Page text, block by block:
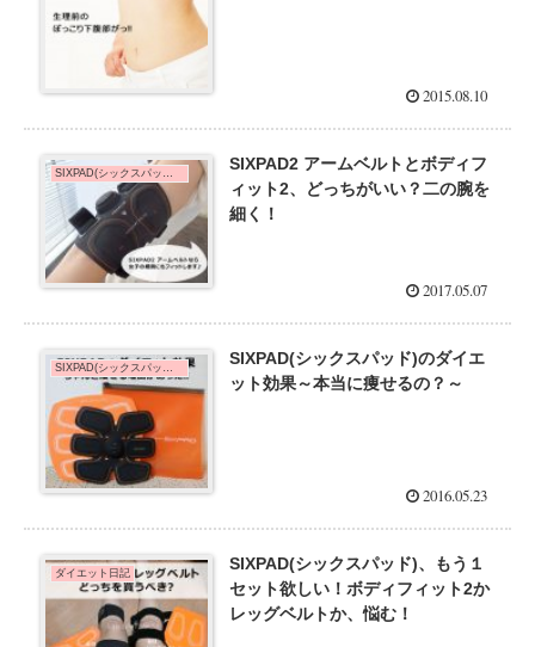
2015.08.10
SIXPAD(シックスパッド)の効果を口コミ！
SIXPAD2 アームベルトとボディフ
ィット2、どっちがいい？二の腕を
細く！
2017.05.07
SIXPAD(シックスパッド)de脚やせ
SIXPAD(シックスパッド)のダイエ
ット効果～本当に痩せるの？～
2016.05.23
ダイエット日記
SIXPAD(シックスパッド)、もう１
セット欲しい！ボディフィット2か
レッグベルトか、悩む！